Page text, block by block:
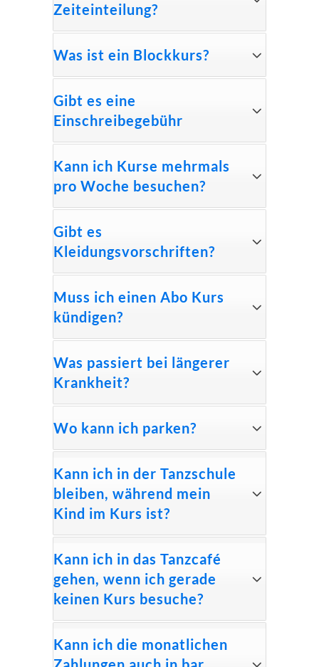
Zeiteinteilung?
Was ist ein Blockkurs?
Gibt es eine
Einschreibegebühr
Kann ich Kurse mehrmals
pro Woche besuchen?
Gibt es
Kleidungsvorschriften?
Muss ich einen Abo Kurs
kündigen?
Was passiert bei längerer
Krankheit?
Wo kann ich parken?
Kann ich in der Tanzschule
bleiben, während mein
Kind im Kurs ist?
Kann ich in das Tanzcafé
gehen, wenn ich gerade
keinen Kurs besuche?
Kann ich die monatlichen